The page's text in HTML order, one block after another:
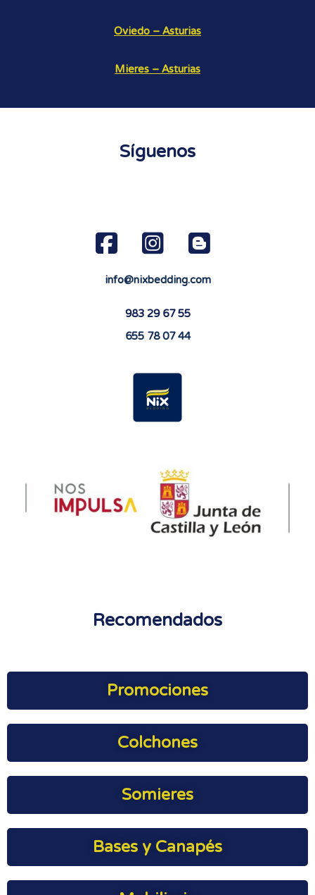
Oviedo – Asturias
Mieres – Asturias
Síguenos
info@nixbedding.com
983 29 67 55
655 78 07 44
Recomendados
Promociones
Colchones
Somieres
Bases y Canapés